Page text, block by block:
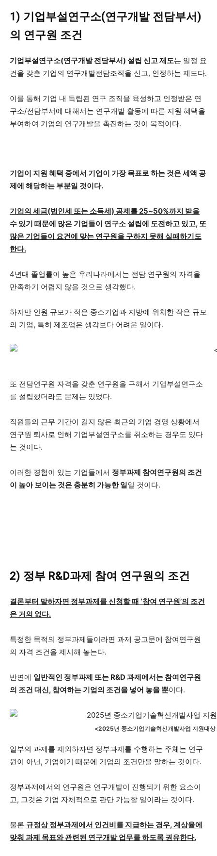
1) 기업부설연구소(연구개발 전담부서)
의 연구원 조건
기업부설연구소(연구개발 전담부서) 설립 신고 제도는 일정 요
건을 갖춘 기업의 연구개발전담조직을 신고, 인정하는 제도다.
이를 통해 기업 내 독립된 연구 조직을 육성하고 인정받은 연
구소/전담부서에 대해서는 연구개발 활동에 따른 지원 혜택을
부여하여 기업의 연구개발을 촉진하는 것이 목적이다.
기업이 지원 혜택 중에서 기업이 가장 목표로 하는 것은 세액 공
제에 해당하는 부분일 것이다.
기업의 세금(법인세 또는 소득세) 공제를 25~50%까지 받을
수 있기 때문에 많은 기업들이 연구소 설립에 도전하고 있고, 또
많은 기업들이 요건에 맞는 연구원을 구하지 못해 실패하기도
한다.
4년대 졸업률이 높은 우리나라에서는 전담 연구원의 자격을
만족하기 어렵지 않을 것으로 생각했다.
하지만 인원 규모가 적은 중소기업과 지방에 위치한 작은 규모
의 기업, 특히 제조업은 생각보다 어려운 일이다.
또 전담연구원 자격을 갖춘 연구원을 구해서 기업부설연구소
를 설립했더라도 문제는 있었다.
직원들의 근무 기간이 길지 않은 최근의 기업 경영 상황에서
연구원 퇴사로 인해 기업부설연구소를 취소하는 경우도 있다
는 것이다.
이러한 경험이 있는 기업들에서 정부과제 참여연구원의 조건
이 높아 보이는 것은 충분히 가능한 일일 것이다.
2) 정부 R&D과제 참여 연구원의 조건
결론부터 말하자면 정부과제를 신청할 때 ‘참여 연구원’의 조건
은 거의 없다.
특정한 목적의 정부과제들이라면 과제 공고문에 참여연구원
의 자격 조건을 제시해 놓는다.
반면에 일반적인 정부과제 또는 R&D 과제에서는 참여연구원
의 조건 대신, 참여하는 기업의 조건을 넣어 놓을 뿐이다.
<2025년 중소기업기술혁신개발사업 지원대상
일부의 과제를 제외하자면 정부과제를 수행하는 주체는 연구
원이 아닌, 기업이기 때문에 기업의 조건만을 말하는 것이다.
정부과제에서의 연구원은 연구개발이 진행되기 위한 요소이
고, 그것은 기업 자체적으로 판단 가능할 일이라는 것이다.
물론 규정상 정부과제에서 인건비를 지급하는 경우, 계상율에
맞춰 과제 목표와 관련된 연구개발 업무를 하도록 권유한다.